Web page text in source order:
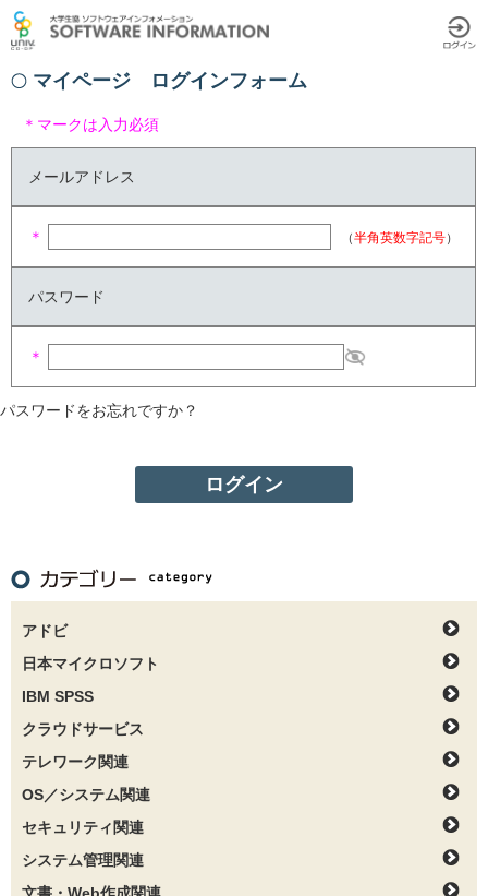
マイページ ログインフォーム
＊マークは入力必須
メールアドレス
＊ （半角英数字記号）
パスワード
＊
パスワードをお忘れですか？
アドビ
日本マイクロソフト
IBM SPSS
クラウドサービス
テレワーク関連
OS／システム関連
セキュリティ関連
システム管理関連